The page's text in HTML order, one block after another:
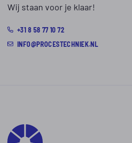
Wij staan voor je klaar!
+31 8 58 77 10 72
INFO@PROCESTECHNIEK.NL